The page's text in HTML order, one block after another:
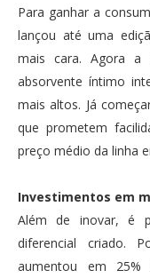
Para ganhar a
lançou até uma
mais cara. Agora a
absorvente íntimo
mais altos. Já
que prometem
preço médio da linha
Investimentos em
Além de inovar, é
diferencial criado.
aumentou em